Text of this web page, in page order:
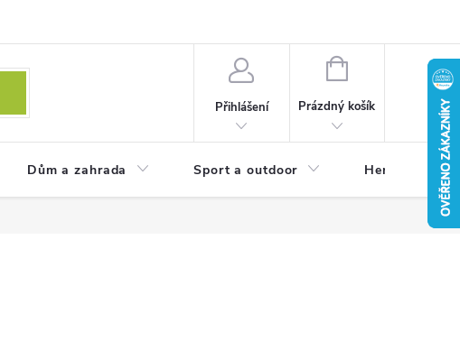
Přihlášení
NÁKUPNÍ
Prázdný košík
Dům a zahrada Sport a outdoor Herní zóna